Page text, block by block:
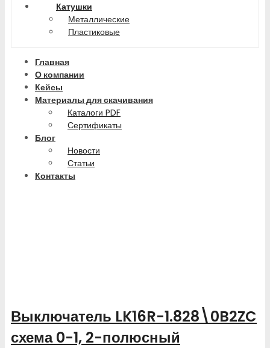
Катушки
Металлические
Пластиковые
Главная
О компании
Кейсы
Материалы для скачивания
Каталоги PDF
Сертификаты
Блог
Новости
Статьи
Контакты
Выключатель LK16R-1.828\0B2ZC
схема 0-1, 2-полюсный